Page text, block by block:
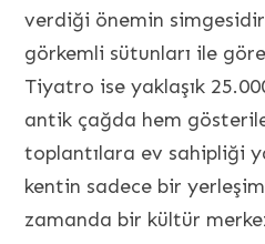
verdiği önemin
görkemli sütunları ile
Tiyatro ise yaklaşık
antik çağda hem
toplantılara ev sahipliği
kentin sadece bir
zamanda bir kültür